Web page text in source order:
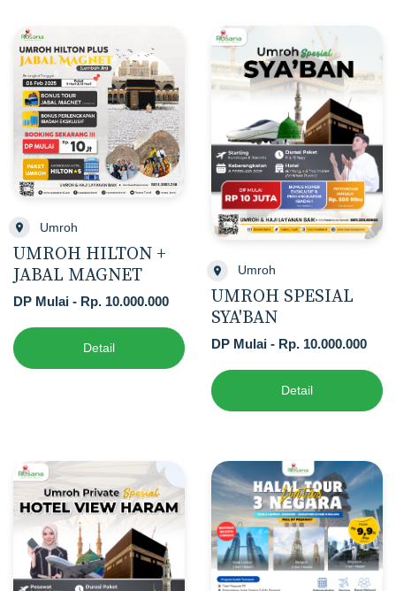
Umroh
UMROH HILTON +
JABAL MAGNET
DP Mulai - Rp. 10.000.000
Detail
Umroh
UMROH SPESIAL
SYA'BAN
DP Mulai - Rp. 10.000.000
Detail